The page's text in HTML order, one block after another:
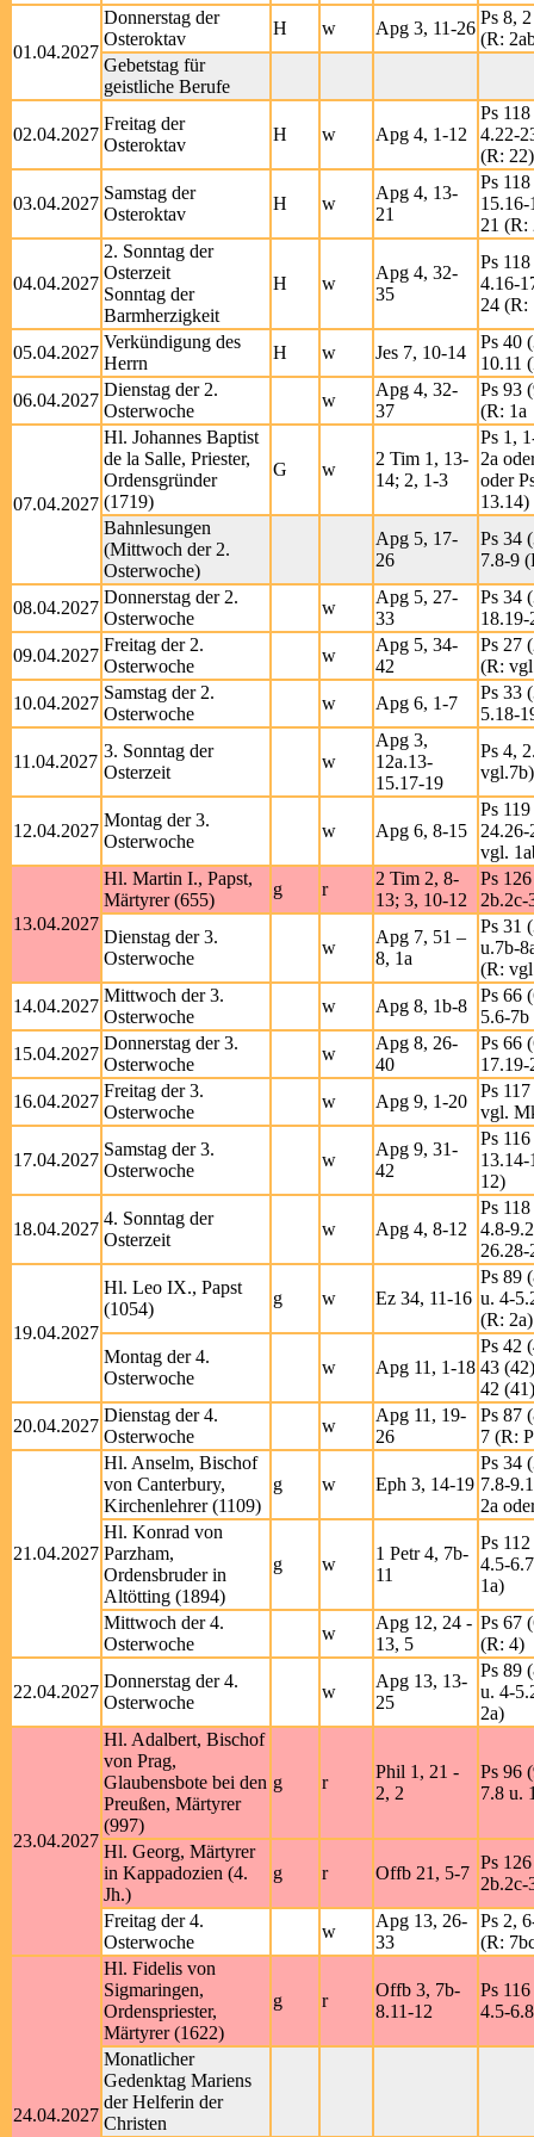
01.04.2027
Donnerstag der
Osteroktav
H w Apg 3, 11-26
Ps 8,
(R:
Gebetstag für
geistliche Berufe
02.04.2027
Freitag der
Osteroktav
H w Apg 4, 1-12
Ps
4.22-
(R: 22)
03.04.2027
Samstag der
Osteroktav
H w
Apg 4, 13-
21
Ps
21 (R:
04.04.2027
2. Sonntag der
Osterzeit
Sonntag der
Barmherzigkeit
H w
Apg 4, 32-
35
Ps
4.16-
24 (R:
05.04.2027
Verkündigung des
Herrn
H w Jes 7, 10-14
Ps 40
10.11
06.04.2027
Dienstag der 2.
Osterwoche
w
Apg 4, 32-
37
Ps 93
(R: 1a
07.04.2027
Hl. Johannes Baptist
de la Salle, Priester,
Ordensgründer
(1719)
G w
2 Tim 1, 13-
14; 2, 1-3
Ps 1,
2a
oder
13.14)
Bahnlesungen
(Mittwoch der 2.
Osterwoche)
Apg 5, 17-
26
Ps 34
7.8-9
08.04.2027
Donnerstag der 2.
Osterwoche
w
Apg 5, 27-
33
Ps 34
09.04.2027
Freitag der 2.
Osterwoche
w
Apg 5, 34-
42
Ps 27
(R:
10.04.2027
Samstag der 2.
Osterwoche
w Apg 6, 1-7
Ps 33
5.18-
11.04.2027
3. Sonntag der
Osterzeit
w
Apg 3,
12a.13-
15.17-19
Ps 4,
vgl.7b)
12.04.2027
Montag der 3.
Osterwoche
w Apg 6, 8-15
Ps
vgl.
13.04.2027
Hl. Martin I., Papst,
Märtyrer (655)
g r
2 Tim 2, 8-
13; 3, 10-12
Ps
2b.2c-
Dienstag der 3.
Osterwoche
w
Apg 7, 51 –
8, 1a
Ps 31
u.7b-
(R:
14.04.2027
Mittwoch der 3.
Osterwoche
w Apg 8, 1b-8
Ps 66
5.6-
15.04.2027
Donnerstag der 3.
Osterwoche
w
Apg 8, 26-
40
Ps 66
16.04.2027
Freitag der 3.
Osterwoche
w Apg 9, 1-20
Ps
vgl.
17.04.2027
Samstag der 3.
Osterwoche
w
Apg 9, 31-
42
Ps
12)
18.04.2027
4. Sonntag der
Osterzeit
w Apg 4, 8-12
Ps
4.8-
19.04.2027
Hl. Leo IX., Papst
(1054)
g w Ez 34, 11-16
Ps 89
u. 4-
(R: 2a)
Montag der 4.
Osterwoche
w Apg 11, 1-18
Ps 42
43
42
20.04.2027
Dienstag der 4.
Osterwoche
w
Apg 11, 19-
26
Ps 87
7 (R:
21.04.2027
Hl. Anselm, Bischof
von Canterbury,
Kirchenlehrer (1109)
g w Eph 3, 14-19
Ps 34
7.8-
2a
Hl. Konrad von
Parzham,
Ordensbruder in
Altötting (1894)
g w
1 Petr 4, 7b-
11
Ps
4.5-
1a)
Mittwoch der 4.
Osterwoche
w
Apg 12, 24 -
13, 5
Ps 67
(R: 4)
22.04.2027
Donnerstag der 4.
Osterwoche
w
Apg 13, 13-
25
Ps 89
u. 4-
2a)
23.04.2027
Hl. Adalbert, Bischof
von Prag,
Glaubensbote bei den
Preußen, Märtyrer
(997)
g r
Phil 1, 21 -
2, 2
Ps 96
7.8 u.
Hl. Georg, Märtyrer
in Kappadozien (4.
Jh.)
g r Offb 21, 5-7
Ps
2b.2c-
Freitag der 4.
Osterwoche
w
Apg 13, 26-
33
Ps 2,
(R:
24.04.2027
Hl. Fidelis von
Sigmaringen,
Ordenspriester,
Märtyrer (1622)
g r
Offb 3, 7b-
8.11-12
Ps
4.5-
Monatlicher
Gedenktag Mariens
der Helferin der
Christen